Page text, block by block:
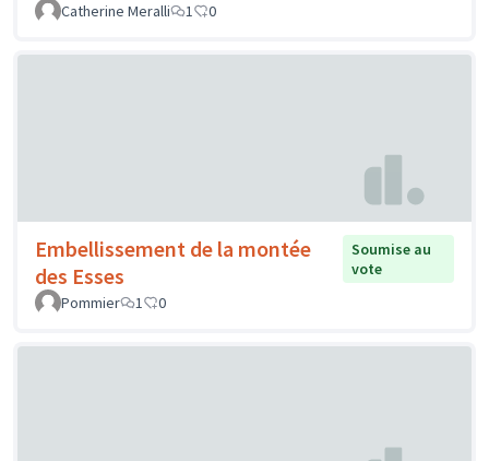
Catherine Meralli
1 0
Embellissement de la montée
des Esses
Soumise au
vote
Pommier
1 0